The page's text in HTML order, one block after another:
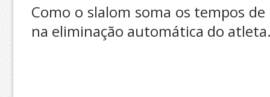
Como o slalom soma os tempos
na eliminação automática do